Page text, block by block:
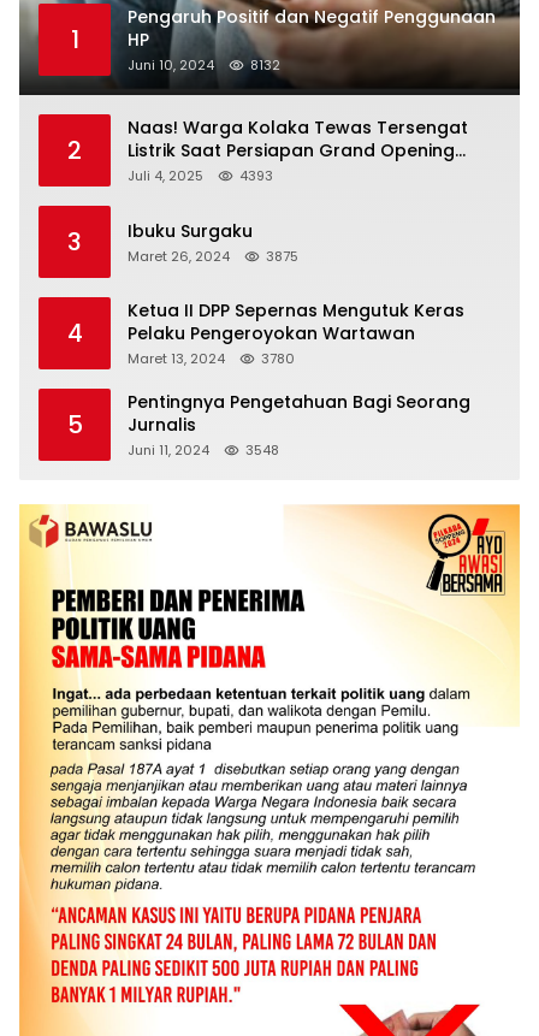
1
Pengaruh Positif dan Negatif Penggunaan
HP
Juni 10, 2024 8132
2
Naas! Warga Kolaka Tewas Tersengat
Listrik Saat Persiapan Grand Opening
Rumah Makan
Juli 4, 2025 4393
3 Ibuku Surgaku
Maret 26, 2024 3875
4
Ketua II DPP Sepernas Mengutuk Keras
Pelaku Pengeroyokan Wartawan
Maret 13, 2024 3780
5
Pentingnya Pengetahuan Bagi Seorang
Jurnalis
Juni 11, 2024 3548